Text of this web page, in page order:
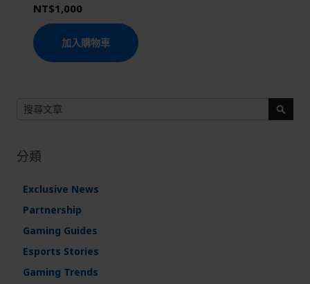
NT$1,000
加入購物車
搜
尋
分類
Exclusive News
Partnership
Gaming Guides
Esports Stories
Gaming Trends